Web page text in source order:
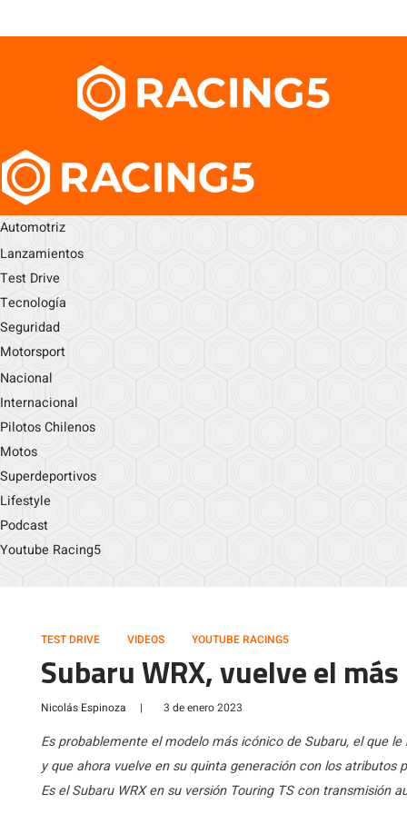
Automotriz
Lanzamientos
Test Drive
Tecnología
Seguridad
Motorsport
Nacional
Internacional
Pilotos Chilenos
Motos
Superdeportivos
Lifestyle
Podcast
Youtube Racing5
TEST DRIVE VIDEOS YOUTUBE RACING5
Subaru WRX, vuelve el
Nicolás Espinoza | 3 de enero 2023
Es probablemente el modelo más icónico de Subaru, el que
y que ahora vuelve en su quinta generación con los
Es el Subaru WRX en su versión Touring TS con transmisión